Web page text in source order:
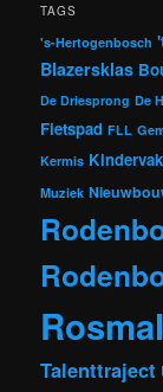
TAGS
's-Hertogenbosch
Blazersklas
De Driesprong De
Fietspad FLL
Kermis
Muziek
Talenttraject